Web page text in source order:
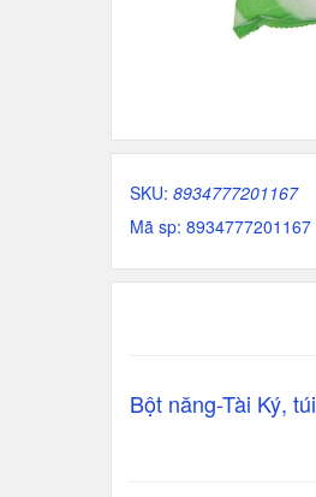
SKU: 8934777201167
Mã sp: 8934777201167
Bột năng-Tài Ký,